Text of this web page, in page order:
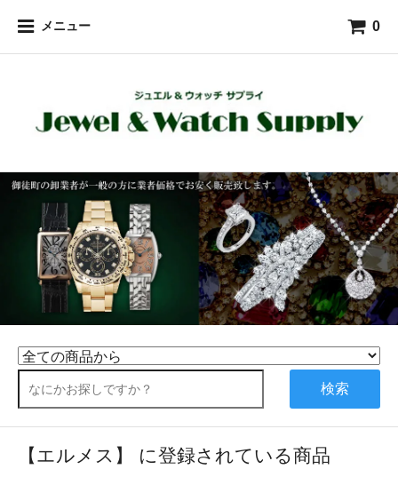
メニュー 0
検索
【エルメス】 に登録されている商品